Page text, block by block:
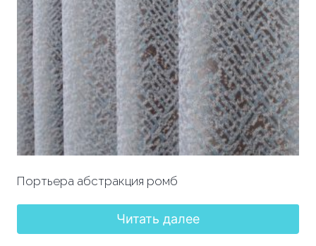
Портьера абстракция ромб
Читать далее